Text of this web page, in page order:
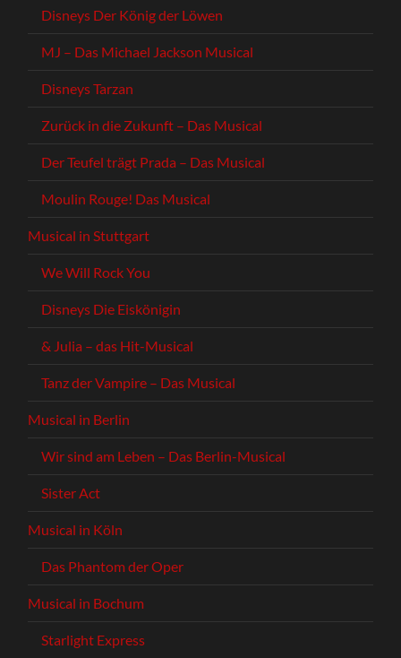
Disneys Der König der Löwen
MJ – Das Michael Jackson Musical
Disneys Tarzan
Zurück in die Zukunft – Das Musical
Der Teufel trägt Prada – Das Musical
Moulin Rouge! Das Musical
Musical in Stuttgart
We Will Rock You
Disneys Die Eiskönigin
& Julia – das Hit-Musical
Tanz der Vampire – Das Musical
Musical in Berlin
Wir sind am Leben – Das Berlin-Musical
Sister Act
Musical in Köln
Das Phantom der Oper
Musical in Bochum
Starlight Express